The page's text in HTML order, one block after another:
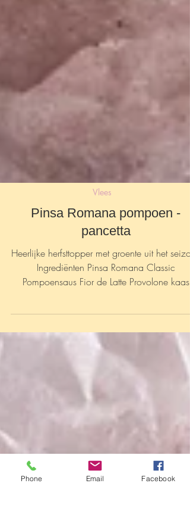
Vlees
Pinsa Romana pompoen -
Ingrediënten Pinsa Romana Classic
Pompoensaus Fior de Latte Provolone kaas
Phone Email Facebook